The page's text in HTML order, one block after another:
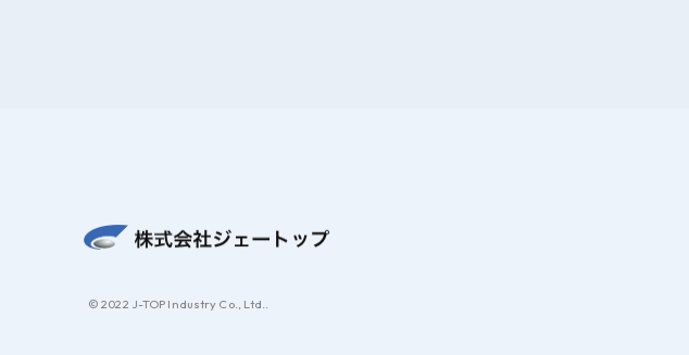
© 2022 J-TOP Industry Co., Ltd..